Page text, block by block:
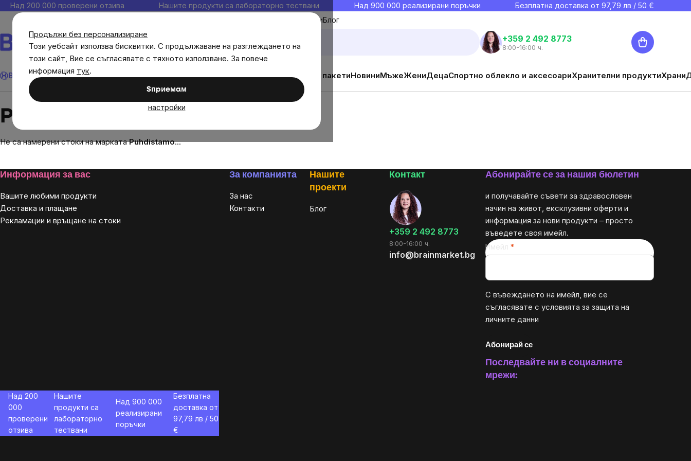
Продължи без персонализиране
Този уебсайт използва бисквитки. С продължаване на разглеждането на
този сайт, Вие се съгласявате с тяхното използване. За повече
информация тук.
Sпpиeмaм
настройки
Прескочи
към
съдържанието
Над 200 000 проверени отзива Нашите продукти са лабораторно тествани Над 900 000 реализирани поръчки Безплатна доставка от 97,79 лв / 50 €
Моите любимиБлог
+359 2 492 8773
8:00-16:00 ч.
Количка
Brainmax Имунитет Акции💪 WomenPowerЦелиДиетични добавкиИзгодни пакетиНовиниМъжеЖениДецаСпортно облекло и аксесоариХранителни продуктиХрани
Puhdistamo
Не са намерени стоки на маркатаPuhdistamo...
Footer
Информация за вас
Вашите любими продукти
Доставка и плащане
Рекламации и връщане на стоки
За компанията
За нас
Контакти
Нашите
проекти
Блог
Контакт
+359 2 492 8773
8:00-16:00 ч.
info@brainmarket.bg
Абонирайте се за нашия бюлетин
и получавайте съвети за здравословен
начин на живот, ексклузивни оферти и
информация за нови продукти – просто
въведете своя имейл.
Имейл
С въвеждането на имейл, вие се
съгласявате с условията за защита на
личните данни
Абонирай се
Последвайте ни в социалните
мрежи:
Над 200
000
проверени
отзива
Нашите
продукти са
лабораторно
тествани
Над 900 000
реализирани
поръчки
Безплатна
доставка от
97,79 лв / 50
€